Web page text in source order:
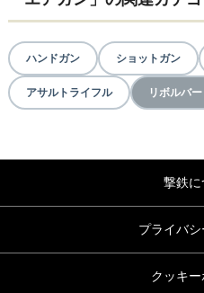
ハンドガン ショットガン
アサルトライフル リボルバー
撃鉄に
プライバ
クッキ